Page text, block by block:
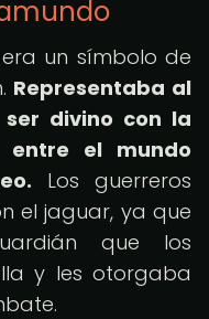
un símbolo de
Representaba al
divino con la
entre el mundo
Los guerreros
el jaguar, ya que
que los
y les otorgaba